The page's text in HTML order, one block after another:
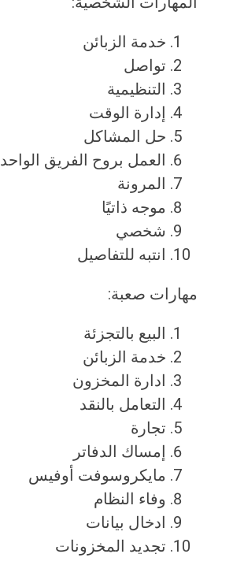
خدمة الزبائن
تواصل
التنظيمية
إدارة الوقت
حل المشاكل
العمل بروح الفريق الواحد
المرونة
موجه ذاتيًا
شخصي
انتبه للتفاصيل
مهارات صعبة:
البيع بالتجزئة
خدمة الزبائن
ادارة المخزون
التعامل بالنقد
تجارة
إمساك الدفاتر
مايكروسوفت أوفيس
وفاء النظام
ادخال بيانات
تجديد المخزونات